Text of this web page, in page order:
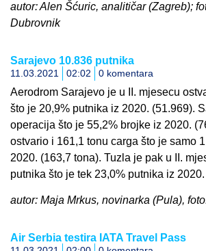
autor: Alen Šćuric, analitičar (Zagreb);
Dubrovnik
Sarajevo 10.836 putnika
11.03.2021 02:02 0 komentara
Aerodrom Sarajevo je u II. mjesecu
što je 20,9% putnika iz 2020. (51.969).
operacija što je 55,2% brojke iz 2020.
ostvario i 161,1 tonu carga što je samo
2020. (163,7 tona). Tuzla je pak u II.
putnika što je tek 23,0% putnika iz
autor: Maja Mrkus, novinarka (Pula),
Air Serbia testira IATA Travel Pass